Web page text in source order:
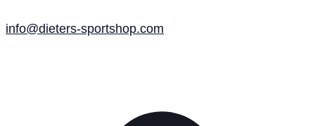
info@dieters-sportshop.com